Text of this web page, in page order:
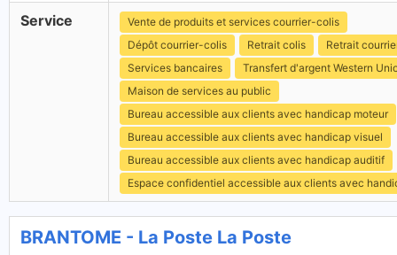
Service
Vente de produits et services courrier-colis
Dépôt courrier-colis
Retrait colis
Retrait
Services bancaires
Transfert d'argent Western
Maison de services au public
Bureau accessible aux clients avec handicap moteur
Bureau accessible aux clients avec handicap visuel
Bureau accessible aux clients avec handicap auditif
Espace confidentiel accessible aux clients avec
BRANTOME - La Poste La Poste